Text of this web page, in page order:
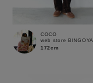
COCO
web store BINGOYA
172cm